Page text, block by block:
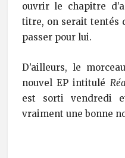
ouvrir le chapitre
titre, on serait tentés
passer pour lui.
D’ailleurs, le
nouvel EP intitulé
est sorti vendredi
vraiment une bonne